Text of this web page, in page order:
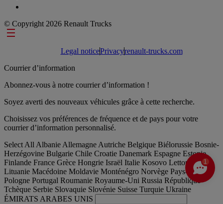
© Copyright 2026 Renault Trucks
Footer links
Legal noticePrivacyrenault-trucks.com
Courrier d’information
Abonnez-vous à notre courrier d’information !
Soyez averti des nouveaux véhicules grâce à cette recherche.
Choisissez vos préférences de fréquence et de pays pour votre
courrier d’information personnalisé.
Select All Albanie Allemagne Autriche Belgique Biélorussie Bosnie-
Herzégovine Bulgarie Chile Croatie Danemark Espagne Estonie
Finlande France Grèce Hongrie Israël Italie Kosovo Lettonie
Lituanie Macédoine Moldavie Monténégro Norvège Pays-Bas
Pologne Portugal Roumanie Royaume-Uni Russia République
Tchèque Serbie Slovaquie Slovénie Suisse Turquie Ukraine
ÉMIRATS ARABES UNIS
1